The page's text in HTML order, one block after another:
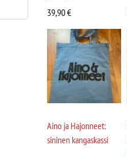
39,90€
Aino ja Hajonneet:
sininen kangaskassi